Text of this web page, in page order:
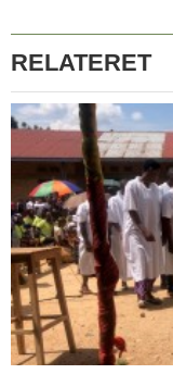
at
strikke
bamser
børn
Honduras
RELATERET